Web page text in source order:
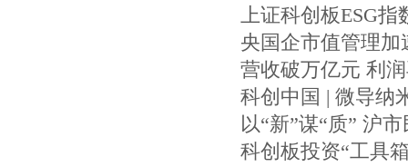
上证科创板ESG
央国企市值管理
营收破万亿元 利
科创中国 | 微导纳
以“新”谋“质” 沪
科创板投资“工具